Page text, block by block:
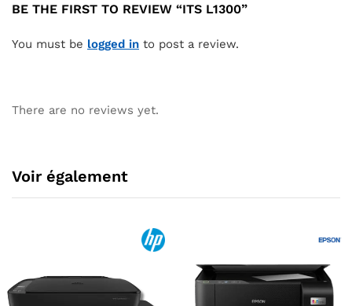
BE THE FIRST TO REVIEW “ITS L1300”
You must be logged in to post a review.
There are no reviews yet.
Voir également